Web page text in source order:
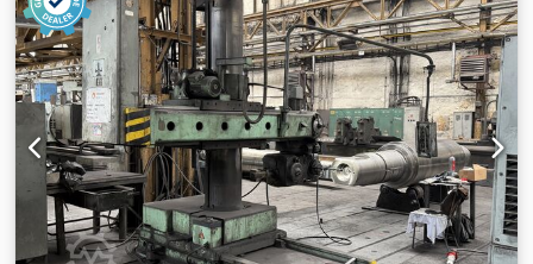
Pinolvoeding: 0,04 - 3,20 mm/omw. Aandrijfsvermogen
spilmotor: 4,0 kW Spiltoerental: 25 - 2.000 omw/min
Kolomdiameter: 350 mm Bedrijfsspanning: 400 V Totaal
benodigd vermogen: 6,5 kW Machinegewicht ca.: 3,5 t
Benodigde ruimte ca.: 2,45 x 1,00 x 2,65 m -
Fabrieksnummer: 4045935 - Opspanblok: 630 x 500 x 500
mm - Koelmiddelpomp Crjdpfx Anozcqyfjgef